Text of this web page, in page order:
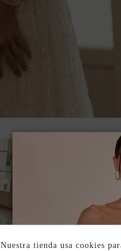
Nuestra tienda usa cookies